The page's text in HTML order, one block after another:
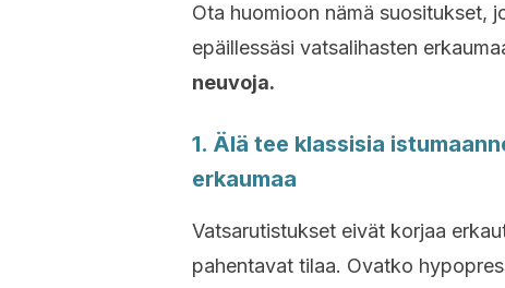
Ota huomioon nämä suositukset,
epäillessäsi vatsalihasten
neuvoja.
1. Älä tee klassisia
erkaumaa
Vatsarutistukset eivät korjaa
pahentavat tilaa. Ovatko